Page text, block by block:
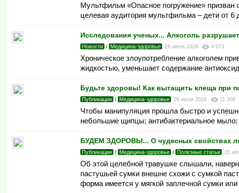
Мультфильм «Опасное погружение» призван
целевая аудитория мультфильма – дети от 6
Исследования ученых... Алкоголь
Новости / Медицина-здоровье 26 июля 2026 4 973
Хроническое злоупотребление алкоголем
жидкостью, уменьшает содержание
Будьте здоровы! Как вытащить клеща при
Публикации / Медицина-здоровье 26 июля 2026 11 308
Чтобы манипуляция прошла быстро и
небольшие щипцы; антибактериальное мыло;
БУДЕМ ЗДОРОВЫ... О чудесных свойствах
Публикации / Медицина-здоровье / Полезные статьи 25
Об этой целебной травушке слышали,
пастушьей сумки внешне схожи с сумкой
форма имеется у мягкой заплечной